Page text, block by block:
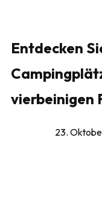
Entdecken
vierbeinigen
23.